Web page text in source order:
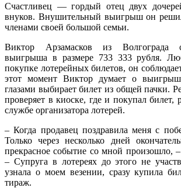
Счастливец — гордый отец двух
внуков. Внушительный выигрыш он
членами своей большой семьи.
Виктор Арзамасков из Волгограда
выигрыша в размере 733 333 рубля.
покупке лотерейных билетов, он
этот момент Виктор думает о
глазами выбирает билет из общей пачки.
проверяет в киоске, где и покупал билет,
службе организатора лотерей.
– Когда продавец поздравила меня с
Только через несколько дней
прекрасное событие со мной произошло, –
– Супруга в лотереях до этого не
узнала о моем везении, сразу купила
тираж.